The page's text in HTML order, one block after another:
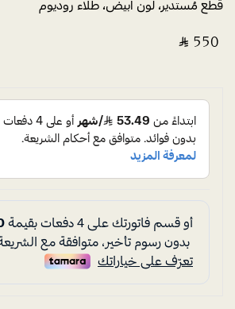
قطع مُستدير، لون أبيض،‎ طلاء روديوم
‎ ⃁ ⁦550⁩ ‎